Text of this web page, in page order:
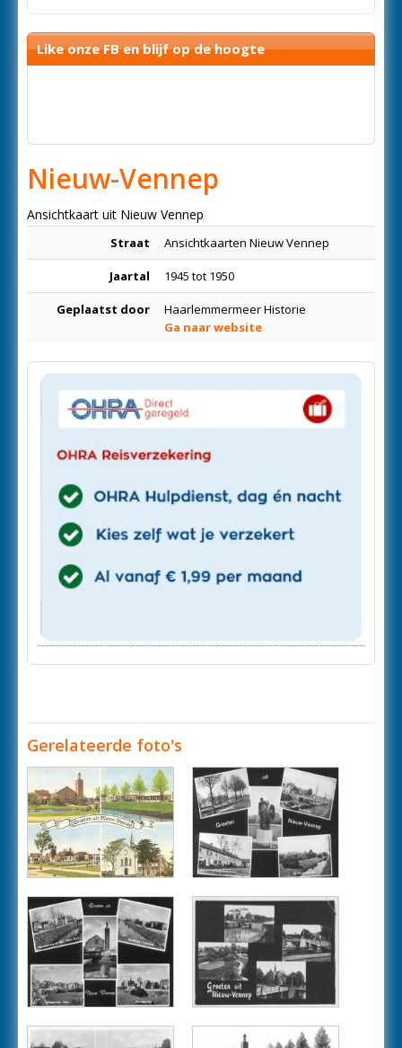
Like onze FB en blijf op de hoogte
Nieuw-Vennep
Ansichtkaart uit Nieuw Vennep
Straat Ansichtkaarten Nieuw Vennep
Jaartal 1945 tot 1950
Geplaatst door
Haarlemmermeer Historie
Ga naar website
Gerelateerde foto's